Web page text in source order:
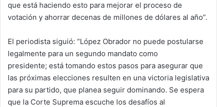
que está haciendo esto para mejorar el proceso de
votación y ahorrar decenas de millones de dólares al año”.
El periodista siguió: “López Obrador no puede postularse
legalmente para un segundo mandato como
presidente; está tomando estos pasos para asegurar que
las próximas elecciones resulten en una victoria legislativa
para su partido, que planea seguir dominando. Se espera
que la Corte Suprema escuche los desafíos al